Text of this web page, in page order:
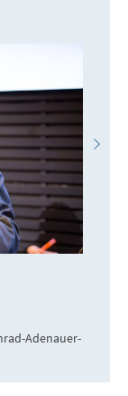
Adenauer-